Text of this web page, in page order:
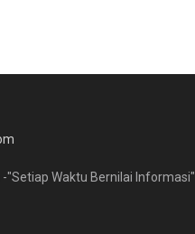
"Setiap Waktu Bernilai Informasi"